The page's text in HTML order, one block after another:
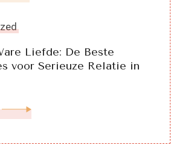
Liefde: De Beste
voor Serieuze Relatie in